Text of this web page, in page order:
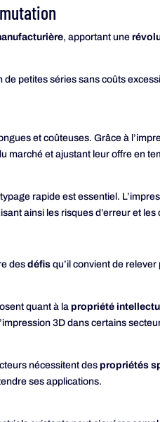
, apportant une
de petites séries sans coûts
et coûteuses. Grâce à
marché et ajustant leur offre en
rapide est essentiel.
ainsi les risques d’erreur et
desdéfis qu’il convient de
quant à lapropriété
3D dans certains
nécessitent despropriétés
ses applications.